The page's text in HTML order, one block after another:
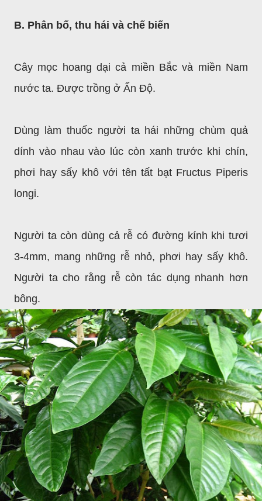
B. Phân bố, thu hái và chế biến
Cây mọc hoang dại cả miền Bắc và miền Nam
nước ta. Được trồng ở Ấn Độ.
Dùng làm thuốc người ta hái những chùm quả
dính vào nhau vào lúc còn xanh trước khi chín,
phơi hay sấy khô với tên tất bạt Fructus Piperis
longi.
Người ta còn dùng cả rễ có đường kính khi tươi
3-4mm, mang những rễ nhỏ, phơi hay sấy khô.
Người ta cho rằng rễ còn tác dụng nhanh hơn
bông.